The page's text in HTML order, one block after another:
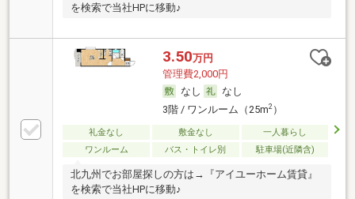
を検索で当社HPに移動♪
3.50万円
管理費2,000円
なし
なし
3階 / ワンルーム（25m2）
礼金なし 敷金なし
一人暮らし
ワンルーム
バス・トイレ別 駐車場(近隣含)
北九州でお部屋探しの方は→『アイユーホーム賃貸』
を検索で当社HPに移動♪